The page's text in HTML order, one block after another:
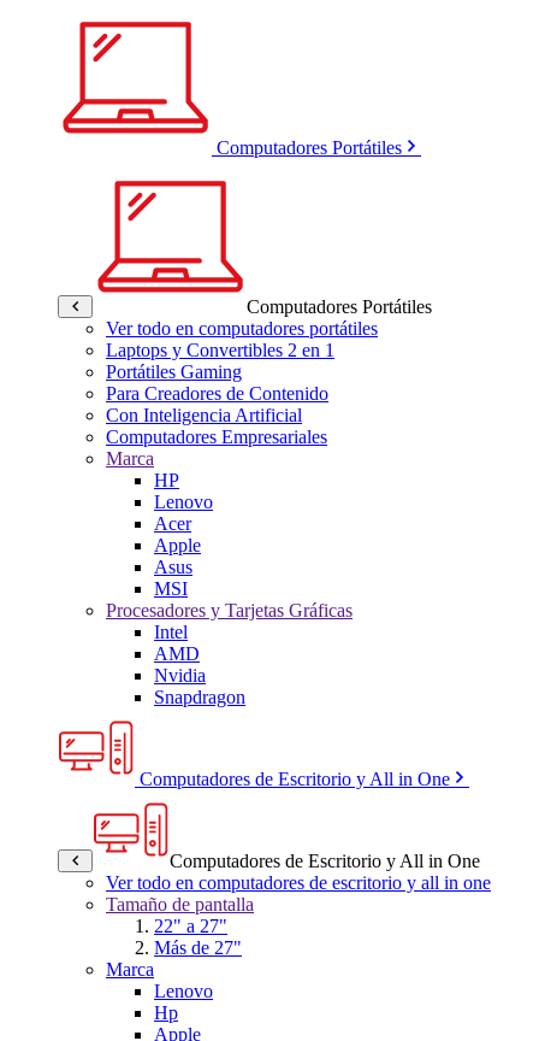
Computadores Portátiles
Computadores Portátiles
Ver todo en computadores portátiles
Laptops y Convertibles 2 en 1
Portátiles Gaming
Para Creadores de Contenido
Con Inteligencia Artificial
Computadores Empresariales
Marca
HP
Lenovo
Acer
Apple
Asus
MSI
Procesadores y Tarjetas Gráficas
Intel
AMD
Nvidia
Snapdragon
Computadores de Escritorio y All in One
Computadores de Escritorio y All in One
Ver todo en computadores de escritorio y all in one
Tamaño de pantalla
22" a 27"
Más de 27"
Marca
Lenovo
Hp
Apple